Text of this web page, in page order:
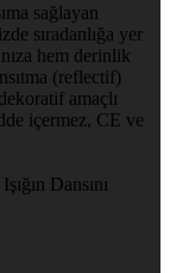
sağlayan
sıradanlığa yer
hem derinlik
(reflectif)
amaçlı
içermez, CE ve
Dansını